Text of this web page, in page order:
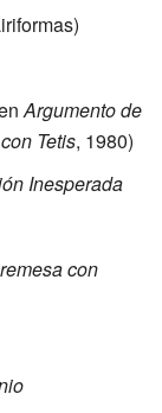
Argumento de
Tetis, 1980)
Inesperada
con